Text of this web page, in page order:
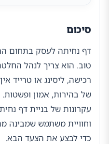
סיכום
דף נחיתה לעסק בתחום
טוב. הוא צריך לנהל
רכישה, ליסינג או טרייד
של בהירות, אמון ופשטות.
עקרונות של בניית דף
וחוויית משתמש שמבינה
כדי לבצע את הצעד הבא.